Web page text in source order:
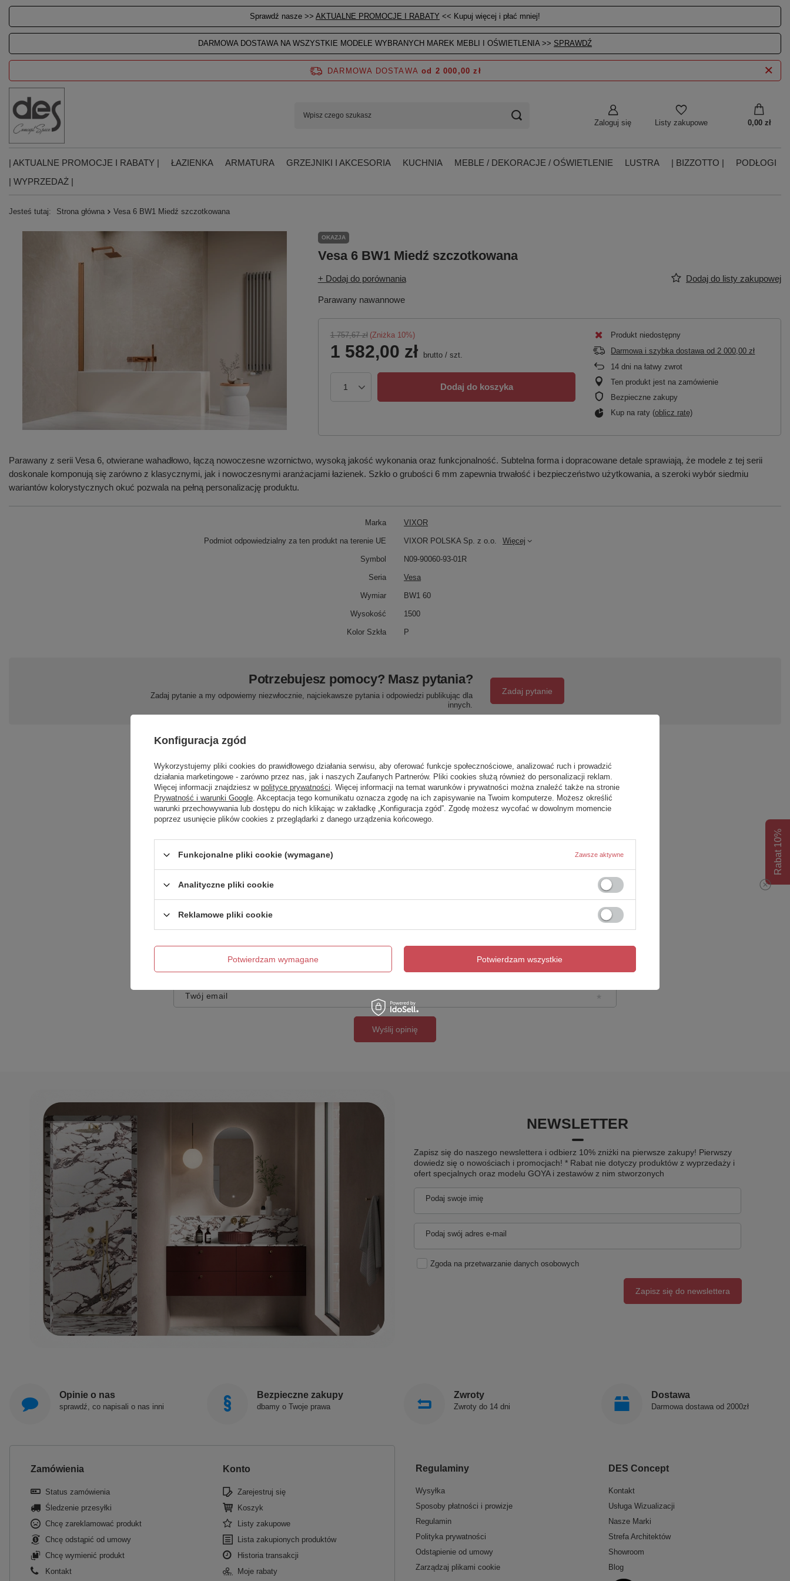
Sprawdź nasze >> AKTUALNE PROMOCJE I RABATY << Kupuj więcej i płać mniej!
DARMOWA DOSTAWA NA WSZYSTKIE MODELE WYBRANYCH MAREK MEBLI I OŚWIETLENIA >> SPRAWDŹ
Zaloguj się Listy zakupowe 0,00 zł
DARMOWA DOSTAWA od 2 000,00 zł
| AKTUALNE PROMOCJE I RABATY | ŁAZIENKA ARMATURA GRZEJNIKI I AKCESORIA KUCHNIA MEBLE / DEKORACJE / OŚWIETLENIE LUSTRA | BIZZOTTO |
PODŁOGI
| WYPRZEDAŻ |
Jesteś tutaj: Strona główna Vesa 6 BW1 Miedź szczotkowana
OKAZJA
Vesa 6 BW1 Miedź szczotkowana
+ Dodaj do porównania Dodaj do listy zakupowej
Parawany nawannowe
1 757,67 zł (Zniżka 10%)
1 582,00 zł brutto/ szt.
Dodaj do koszyka
Produkt niedostępny
Darmowa i szybka dostawa od 2 000,00 zł
14 dni na łatwy zwrot
Ten produkt jest na zamówienie
Bezpieczne zakupy
Kup na raty (oblicz ratę)
Parawany z serii Vesa 6, otwierane wahadłowo, łączą nowoczesne wzornictwo, wysoką jakość wykonania oraz funkcjonalność. Subtelna forma i dopracowane detale sprawiają, że modele z tej serii
doskonale komponują się zarówno z klasycznymi, jak i nowoczesnymi aranżacjami łazienek. Szkło o grubości 6 mm zapewnia trwałość i bezpieczeństwo użytkowania, a szeroki wybór siedmiu
wariantów kolorystycznych okuć pozwala na pełną personalizację produktu.
Marka VIXOR
Podmiot odpowiedzialny za ten produkt na terenie UE VIXOR POLSKA Sp. z o.o. Więcej
Symbol N09-90060-93-01R
Seria Vesa
Wymiar BW1 60
Wysokość 1500
Kolor Szkła P
Potrzebujesz pomocy? Masz pytania?
Zadaj pytanie a my odpowiemy niezwłocznie, najciekawsze pytania i odpowiedzi publikując dla
innych.
Zadaj pytanie
Twoja ocena:
5/5
Dodaj własne zdjęcie produktu:
Twój email
Wyślij opinię
NEWSLETTER
Zapisz się do naszego newslettera i odbierz 10% zniżki na pierwsze zakupy! Pierwszy
dowiedz się o nowościach i promocjach! * Rabat nie dotyczy produktów z wyprzedaży i
ofert specjalnych oraz modelu GOYA i zestawów z nim stworzonych
Podaj swoje imię
Podaj swój adres e-mail
Zgoda na przetwarzanie danych osobowych
Zapisz się do newslettera
Opinie o nas
sprawdź, co napisali o nas inni
Bezpieczne zakupy
dbamy o Twoje prawa
Zwroty
Zwroty do 14 dni
Dostawa
Darmowa dostawa od 2000zł
Zamówienia
Status zamówienia
Śledzenie przesyłki
Chcę zareklamować produkt
Chcę odstąpić od umowy
Chcę wymienić produkt
Kontakt
Konto
Zarejestruj się
Koszyk
Listy zakupowe
Lista zakupionych produktów
Historia transakcji
Moje rabaty
Regulaminy
Wysyłka
Sposoby płatności i prowizje
Regulamin
Polityka prywatności
Odstąpienie od umowy
Zarządzaj plikami cookie
DES Concept
Kontakt
Usługa Wizualizacji
Nasze Marki
Strefa Architektów
Showroom
Blog
Rabat 10%
Konfiguracja zgód
Wykorzystujemy pliki cookies do prawidłowego działania serwisu, aby oferować funkcje społecznościowe, analizować ruch i prowadzić
działania marketingowe - zarówno przez nas, jak i naszych Zaufanych Partnerów. Pliki cookies służą również do personalizacji reklam.
Więcej informacji znajdziesz w polityce prywatności. Więcej informacji na temat warunków i prywatności można znaleźć także na stronie
Prywatność i warunki Google. Akceptacja tego komunikatu oznacza zgodę na ich zapisywanie na Twoim komputerze. Możesz określić
warunki przechowywania lub dostępu do nich klikając w zakładkę „Konfiguracja zgód”. Zgodę możesz wycofać w dowolnym momencie
poprzez usunięcie plików cookies z przeglądarki z danego urządzenia końcowego.
Funkcjonalne pliki cookie (wymagane) Zawsze aktywne
Analityczne pliki cookie
Reklamowe pliki cookie
Potwierdzam wymagane Potwierdzam wszystkie